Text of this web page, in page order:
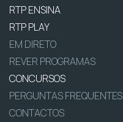
RTP ENSINA
RTP PLAY
EM DIRETO
REVER PROGRAMAS
CONCURSOS
PERGUNTAS FREQUENTES
CONTACTOS